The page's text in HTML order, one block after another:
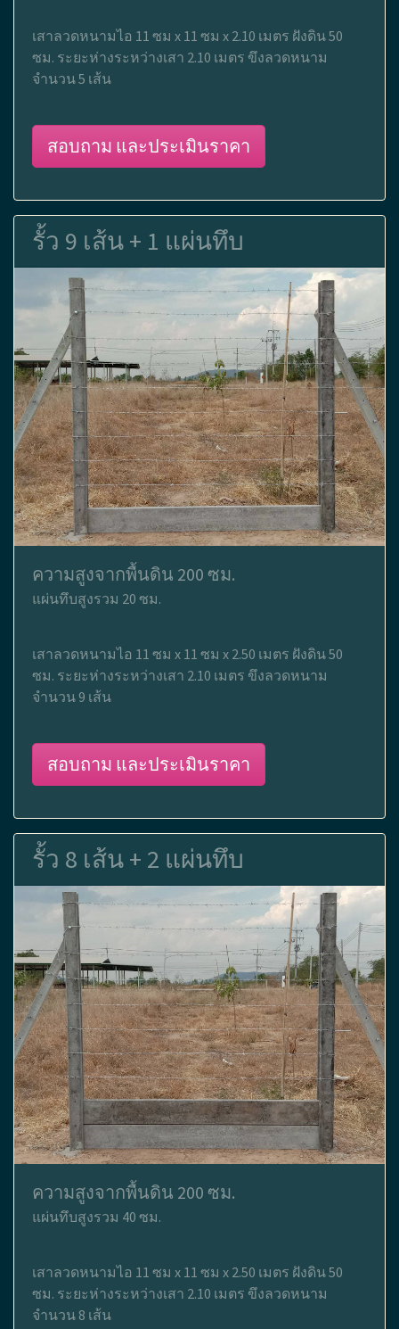
เสาลวดหนามไอ 11 ซม x 11 ซม x 2.10 เมตร ฝังดิน 50
ซม. ระยะห่างระหว่างเสา 2.10 เมตร ขึงลวดหนาม
จำนวน 5 เส้น
สอบถาม และประเมินราคา
รั้ว 9 เส้น + 1 แผ่นทึบ
ความสูงจากพื้นดิน 200 ซม.
แผ่นทึบสูงรวม 20 ซม.
เสาลวดหนามไอ 11 ซม x 11 ซม x 2.50 เมตร ฝังดิน 50
ซม. ระยะห่างระหว่างเสา 2.10 เมตร ขึงลวดหนาม
จำนวน 9 เส้น
สอบถาม และประเมินราคา
รั้ว 8 เส้น + 2 แผ่นทึบ
ความสูงจากพื้นดิน 200 ซม.
แผ่นทึบสูงรวม 40 ซม.
เสาลวดหนามไอ 11 ซม x 11 ซม x 2.50 เมตร ฝังดิน 50
ซม. ระยะห่างระหว่างเสา 2.10 เมตร ขึงลวดหนาม
จำนวน 8 เส้น